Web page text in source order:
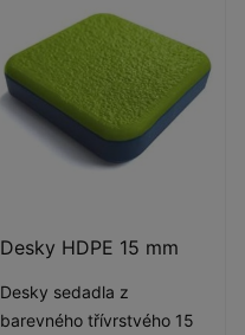
Desky HDPE 15 mm
Desky sedadla z
barevného třívrstvého 15